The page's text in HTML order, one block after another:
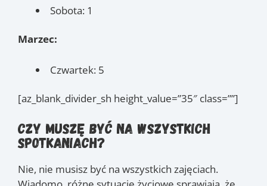
Sobota: 1
Marzec:
Czwartek: 5
[az_blank_divider_sh height_value=”35″ class=””]
Czy muszę być na wszystkich
spotkaniach?
Nie, nie musisz być na wszystkich zajęciach.